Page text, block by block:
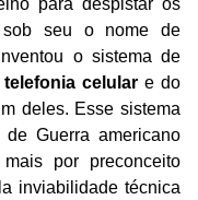
sob seu o nome de
o sistema de
telefonia celular e do
deles. Esse sistema
Guerra americano
por preconceito
inviabilidade técnica